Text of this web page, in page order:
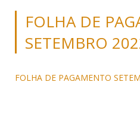
FOLHA DE
SETEMBRO
FOLHA DE PAGAMENTO